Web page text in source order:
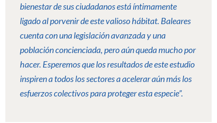
bienestar de sus ciudadanos está íntimamente
ligado al porvenir de este valioso hábitat. Baleares
cuenta con una legislación avanzada y una
población concienciada, pero aún queda mucho por
hacer. Esperemos que los resultados de este estudio
inspiren a todos los sectores a acelerar aún más los
esfuerzos colectivos para proteger esta especie”.